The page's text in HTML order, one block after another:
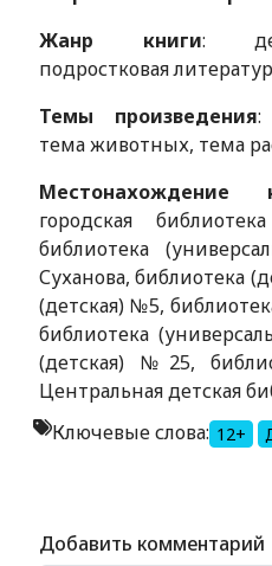
Жанр книги:
подростковая
Темы произведения:
тема животных, тема
Местонахождение
городская
библиотека
Суханова, библиотека
(детская) №5,
библиотека
(детская) №25,
Центральная детская
Ключевые слова: 12+
Добавить комментарий